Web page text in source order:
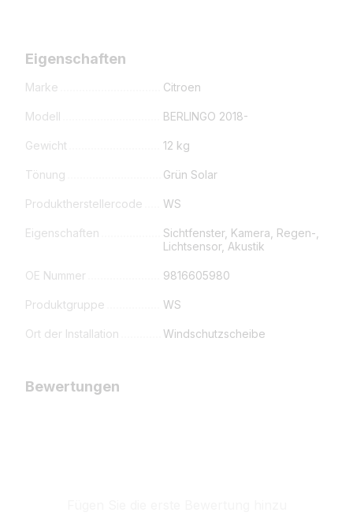
Eigenschaften
Marke Citroen
Modell BERLINGO 2018-
Gewicht 12 kg
Tönung Grün Solar
Produktherstellercode WS
Eigenschaften
Sichtfenster, Kamera, Regen-,
Lichtsensor, Akustik
OE Nummer 9816605980
Produktgruppe WS
Ort der Installation Windschutzscheibe
Bewertungen